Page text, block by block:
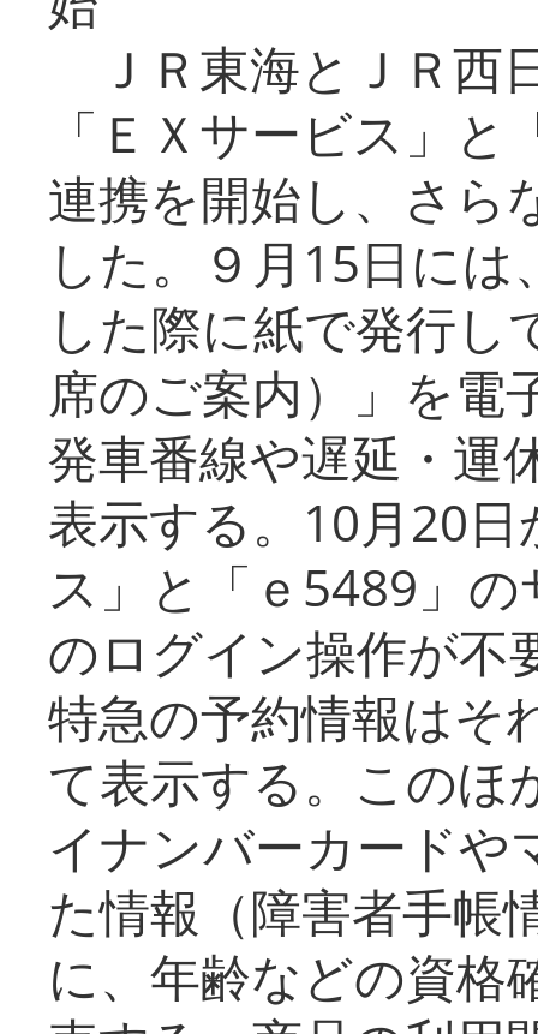
ＪＲ東海とＪＲ西
「ＥＸサービス」
連携を開始し、さら
した。９月15日に
した際に紙で発行し
席のご案内）」を電
発車番線や遅延・運
表示する。10月20
ス」と「ｅ5489」
のログイン操作が不
特急の予約情報はそ
て表示する。このほ
イナンバーカードや
た情報（障害者手帳
に、年齢などの資格